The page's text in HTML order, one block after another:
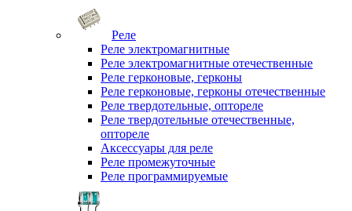
Реле
Реле электромагнитные
Реле электромагнитные отечественные
Реле герконовые, герконы
Реле герконовые, герконы отечественные
Реле твердотельные, оптореле
Реле твердотельные отечественные,
оптореле
Аксессуары для реле
Реле промежуточные
Реле программируемые